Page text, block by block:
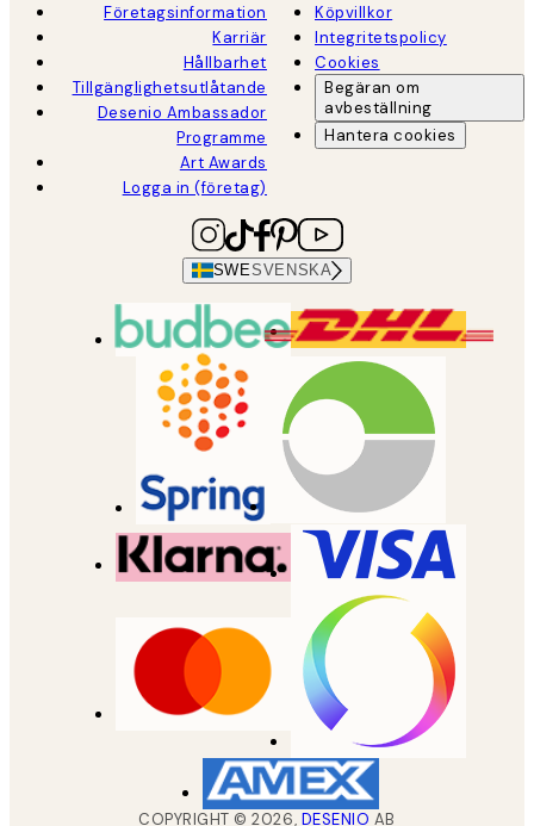
Företagsinformation
Karriär
Hållbarhet
Tillgänglighetsutlåtande
Desenio Ambassador
Programme
Art Awards
Logga in (företag)
Köpvillkor
Integritetspolicy
Cookies
Begäran om
avbeställning
Hantera cookies
SWESVENSKA
COPYRIGHT ©2026, DESENIO AB